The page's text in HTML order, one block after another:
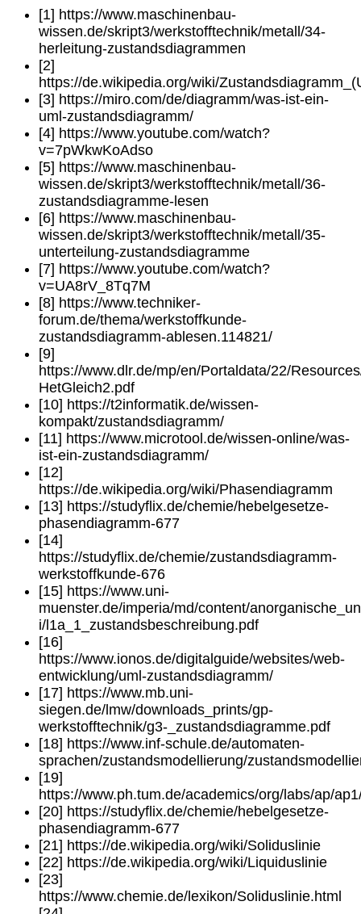
[1] https://www.maschinenbau-
wissen.de/skript3/werkstofftechnik/metall/34-
herleitung-zustandsdiagrammen
[2]
https://de.wikipedia.org/wiki/
[3] https://miro.com/de/diagramm/was-ist-ein-
uml-zustandsdiagramm/
[4] https://www.youtube.com/watch?
v=7pWkwKoAdso
[5] https://www.maschinenbau-
wissen.de/skript3/werkstofftechnik/metall/36-
zustandsdiagramme-lesen
[6] https://www.maschinenbau-
wissen.de/skript3/werkstofftechnik/metall/35-
unterteilung-zustandsdiagramme
[7] https://www.youtube.com/watch?
v=UA8rV_8Tq7M
[8] https://www.techniker-
forum.de/thema/werkstoffkunde-
zustandsdiagramm-ablesen.114821/
[9]
https://www.dlr.de/mp/en/Portaldata/22/
HetGleich2.pdf
[10] https://t2informatik.de/wissen-
kompakt/zustandsdiagramm/
[11] https://www.microtool.de/wissen-online/was-
ist-ein-zustandsdiagramm/
[12]
https://de.wikipedia.org/wiki/Phasendiagramm
[13] https://studyflix.de/chemie/hebelgesetze-
phasendiagramm-677
[14]
https://studyflix.de/chemie/zustandsdiagramm-
werkstoffkunde-676
[15] https://www.uni-
muenster.de/imperia/md/content/
i/l1a_1_zustandsbeschreibung.pdf
[16]
https://www.ionos.de/digitalguide/websites/web-
entwicklung/uml-zustandsdiagramm/
[17] https://www.mb.uni-
siegen.de/lmw/downloads_prints/gp-
werkstofftechnik/g3-_zustandsdiagramme.pdf
[18] https://www.inf-schule.de/automaten-
sprachen/zustandsmodellierung/
[19]
https://www.ph.tum.de/academics/org/labs/ap/
[20] https://studyflix.de/chemie/hebelgesetze-
phasendiagramm-677
[21] https://de.wikipedia.org/wiki/Soliduslinie
[22] https://de.wikipedia.org/wiki/Liquiduslinie
[23]
https://www.chemie.de/lexikon/Soliduslinie.html